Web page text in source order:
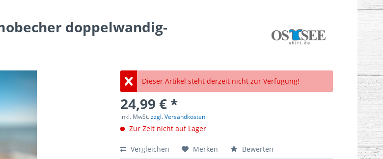
doppelwandig-
Dieser Artikel steht derzeit nicht zur Verfügung!
24,99 € *
inkl. MwSt.zzgl. Versandkosten
Zur Zeit nicht auf Lager
Vergleichen Merken Bewerten